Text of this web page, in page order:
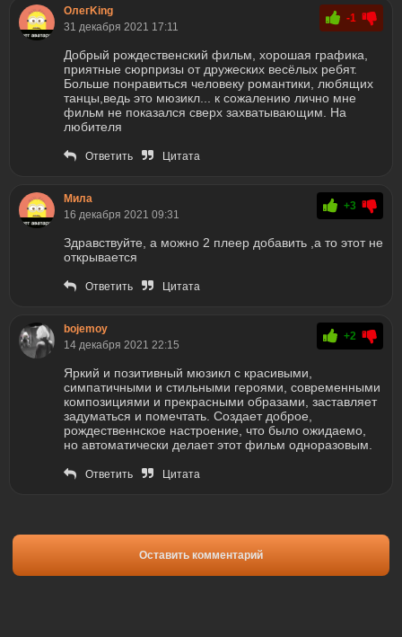
ОлегKing
31 декабря 2021 17:11
-1
Добрый рождественский фильм, хорошая графика,
приятные сюрпризы от дружеских весёлых ребят.
Больше понравиться человеку романтики, любящих
танцы,ведь это мюзикл... к сожалению лично мне
фильм не показался сверх захватывающим. На
любителя
Ответить Цитата
Мила
16 декабря 2021 09:31
+3
Здравствуйте, а можно 2 плеер добавить ,а то этот не
открывается
Ответить Цитата
bojemoy
14 декабря 2021 22:15
+2
Яркий и позитивный мюзикл с красивыми,
симпатичными и стильными героями, современными
композициями и прекрасными образами, заставляет
задyматься и помечтать. Создает доброе,
рождественнское настроение, что было ожидаемо,
но автоматически делает этот фильм одноразовым.
Ответить Цитата
Оставить комментарий